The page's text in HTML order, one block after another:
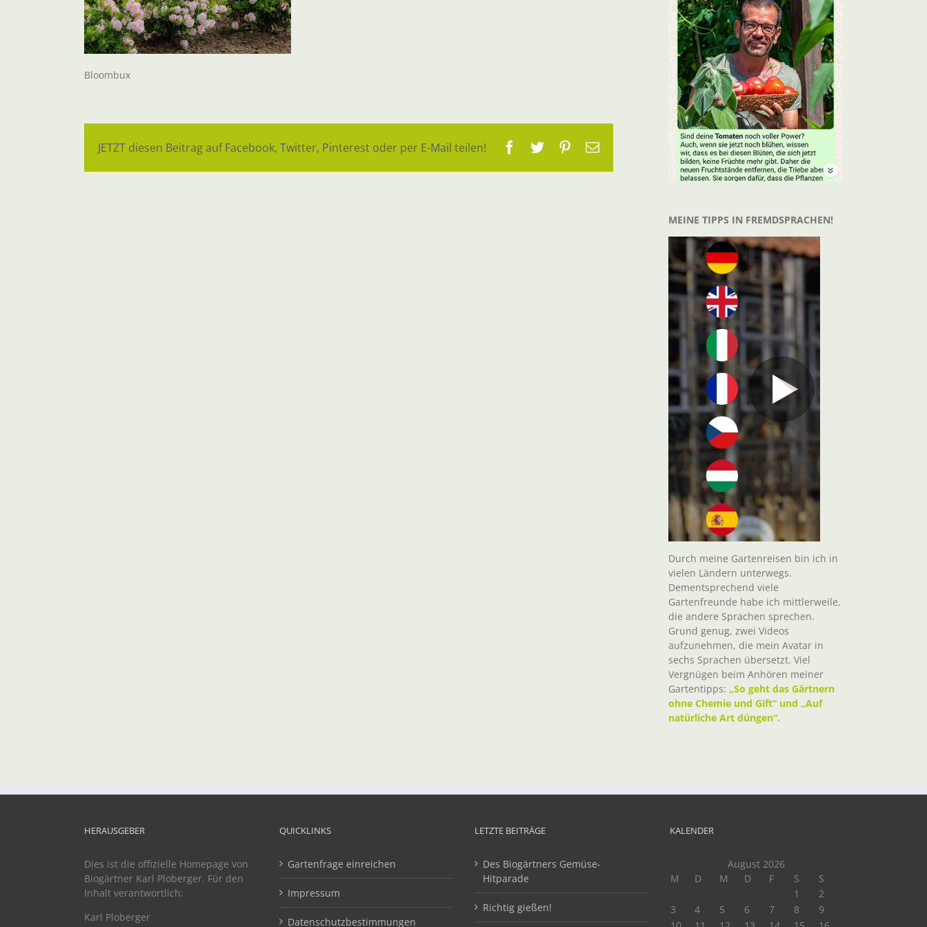
Bloombux
JETZT diesen Beitrag auf Facebook, Twitter, Pinterest oder per E-Mail teilen! Facebook
TwitterPinterest
E-
MEINE TIPPS IN FREMDSPRACHEN!
Durch meine Gartenreisen bin ich in
vielen Ländern unterwegs.
Dementsprechend viele
Gartenfreunde habe ich mittlerweile,
die andere Sprachen sprechen.
Grund genug, zwei Videos
aufzunehmen, die mein Avatar in
sechs Sprachen übersetzt. Viel
Vergnügen beim Anhören meiner
Gartentipps: „So geht das Gärtnern
ohne Chemie und Gift“ und „Auf
natürliche Art düngen“.
HERAUSGEBER
Dies ist die offizielle Homepage von
Biogärtner Karl Ploberger. Für den
Inhalt verantwortlich:
Karl Ploberger
QUICKLINKS
Gartenfrage einreichen
Impressum
Datenschutzbestimmungen
LETZTE BEITRÄGE
Des Biogärtners Gemüse-
Hitparade
Richtig gießen!
KALENDER
August 2026
M
D M D F S
S
1
2
3
4 5 6 7 8
9